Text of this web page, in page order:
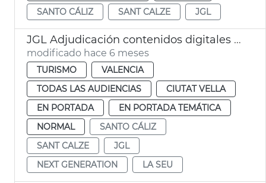
SANTO CÁLIZ
SANT CALZE JGL
JGL Adjudicación contenidos digitales exposición del Santo Cáliz València
modificado hace 6 meses
TURISMO
VALENCIA
TODAS LAS AUDIENCIAS
CIUTAT VELLA
EN PORTADA
EN PORTADA TEMÁTICA
NORMAL
SANTO CÁLIZ
SANT CALZE
JGL
NEXT GENERATION
LA SEU